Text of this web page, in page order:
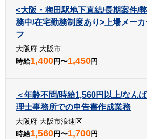
<大阪・梅田駅地下直結/長期案件/
務中/在宅勤務制度あり>上場メー
フ
大阪府 大阪市
時給1,400円〜1,450円
＜年齢不問/時給1,560円以上/なん
理士事務所での申告書作成業務
大阪府 大阪市浪速区
時給1,560円〜1,700円